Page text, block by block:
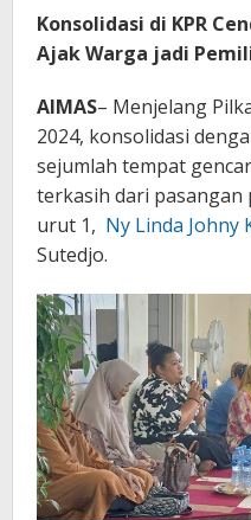
Konsolidasi di KPR
Ajak Warga jadi
AIMAS– Menjelang
2024, konsolidasi
sejumlah tempat
terkasih dari pasangan
urut 1, Ny Linda Johny
Sutedjo.